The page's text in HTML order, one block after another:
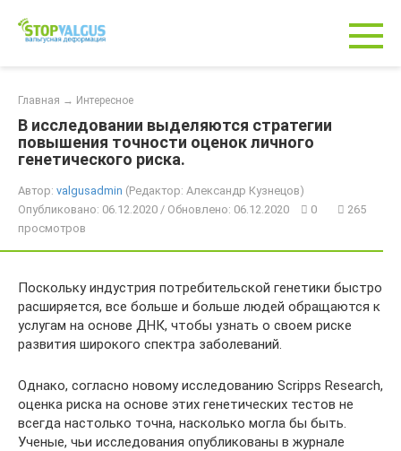
контенту
Главная → Интересное
В исследовании выделяются стратегии
повышения точности оценок личного
генетического риска.
Автор: valgusadmin (Редактор: Александр Кузнецов)
Опубликовано: 06.12.2020 / Обновлено: 06.12.2020
0
265
просмотров
Поскольку индустрия потребительской генетики быстро
расширяется, все больше и больше людей обращаются к
услугам на основе ДНК, чтобы узнать о своем риске
развития широкого спектра заболеваний.
Однако, согласно новому исследованию Scripps Research,
оценка риска на основе этих генетических тестов не
всегда настолько точна, насколько могла бы быть.
Ученые, чьи исследования опубликованы в журнале